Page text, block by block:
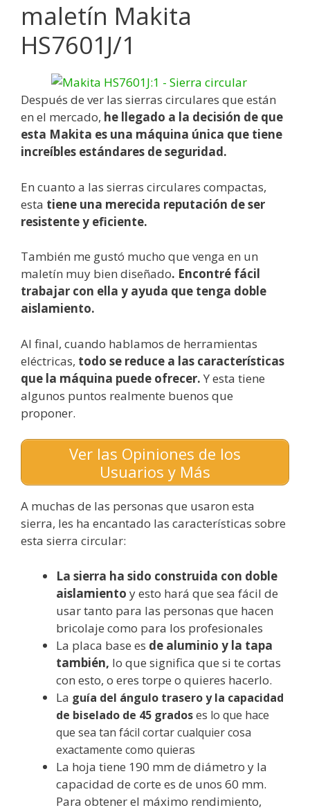
maletín Makita
HS7601J/1
Después de ver las sierras circulares que están
en el mercado, he llegado a la decisión de que
esta Makita es una máquina única que tiene
increíbles estándares de seguridad.
En cuanto a las sierras circulares compactas,
esta tiene una merecida reputación de ser
resistente y eficiente.
También me gustó mucho que venga en un
maletín muy bien diseñado. Encontré fácil
trabajar con ella y ayuda que tenga doble
aislamiento.
Al final, cuando hablamos de herramientas
eléctricas, todo se reduce a las características
que la máquina puede ofrecer. Y esta tiene
algunos puntos realmente buenos que
proponer.
Ver las Opiniones de los
Usuarios y Más
A muchas de las personas que usaron esta
sierra, les ha encantado las características sobre
esta sierra circular:
La sierra ha sido construida con doble
aislamiento y esto hará que sea fácil de
usar tanto para las personas que hacen
bricolaje como para los profesionales
La placa base es de aluminio y la tapa
también, lo que significa que si te cortas
con esto, o eres torpe o quieres hacerlo.
La guía del ángulo trasero y la capacidad
de biselado de 45 gradoses lo que hace
que sea tan fácil cortar cualquier cosa
exactamente como quieras
La hoja tiene 190 mm de diámetro y la
capacidad de corte es de unos 60 mm.
Para obtener el máximo rendimiento,